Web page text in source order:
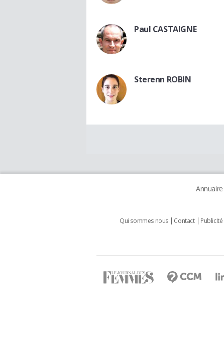
Paul CASTAIGNE
Sterenn ROBIN
Qui sommes nous Contact Publicité